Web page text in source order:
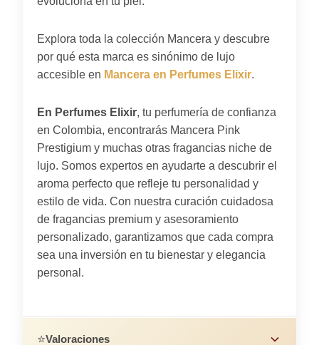
Explora toda la colección Mancera y descubre
por qué esta marca es sinónimo de lujo
accesible en Mancera en Perfumes Elixir.
En Perfumes Elixir, tu perfumería de confianza
en Colombia, encontrarás Mancera Pink
Prestigium y muchas otras fragancias niche de
lujo. Somos expertos en ayudarte a descubrir el
aroma perfecto que refleje tu personalidad y
estilo de vida. Con nuestra curación cuidadosa
de fragancias premium y asesoramiento
personalizado, garantizamos que cada compra
sea una inversión en tu bienestar y elegancia
personal.
⭐Valoraciones